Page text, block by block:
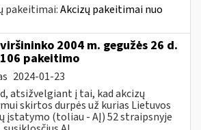
pakeitimai:Akcizų pakeitimai nuo
2004 m. gegužės 26 d.
pakeitimo
2024-01-23
atsižvelgiant į tai, kad akcizų
skirtos durpės už kurias Lietuvos
įstatymo (toliau - AĮ) 52 straipsnyje